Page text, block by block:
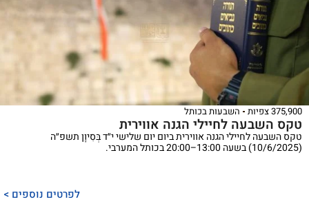
375,900 צפיות השבעות בכותל
טקס השבעה לחיילי הגנה אווירית
טקס השבעה לחיילי הגנה אווירית ביום יום שלישי י״ד בְּסִיוָן תשפ״ה
(10/6/2025) בשעה 13:00–20:00 בכותל המערבי.
לפרטים נוספים >